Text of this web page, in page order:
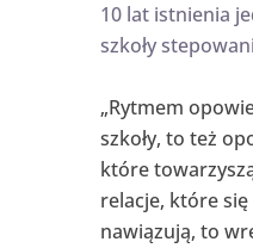
10 lat istnienia
szkoły
„Rytmem
szkoły, to też
które
relacje, które
nawiązują, to